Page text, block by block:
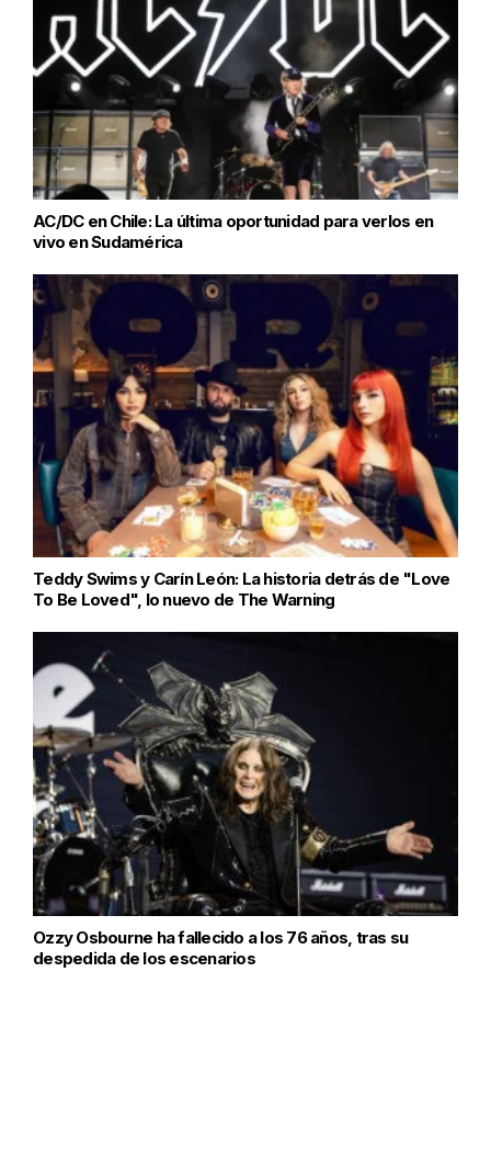
AC/DC en Chile: La última oportunidad para verlos en
vivo en Sudamérica
Teddy Swims y Carín León: La historia detrás de "Love
To Be Loved", lo nuevo de The Warning
Ozzy Osbourne ha fallecido a los 76 años, tras su
despedida de los escenarios